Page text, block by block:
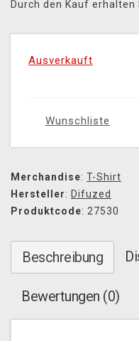
Durch den Kauf erhalten
Ausverkauft
Wunschliste
Merchandise: T-Shirt
Hersteller: Difuzed
Produktcode: 27530
Beschreibung
Bewertungen (0)